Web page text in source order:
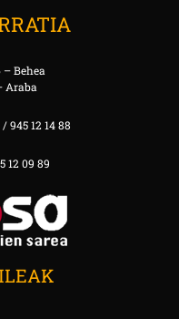
Behea
Araba
945 12 14 88
12 09 89